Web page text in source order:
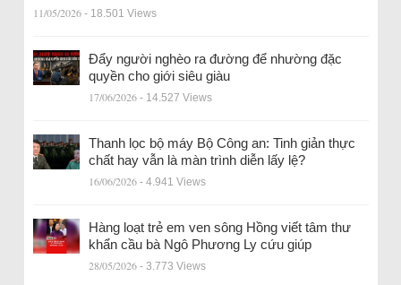
11/05/2026 - 18.501 Views
Đẩy người nghèo ra đường để nhường đặc
quyền cho giới siêu giàu
17/06/2026 - 14.527 Views
Thanh lọc bộ máy Bộ Công an: Tinh giản thực
chất hay vẫn là màn trình diễn lấy lệ?
16/06/2026 - 4.941 Views
Hàng loạt trẻ em ven sông Hồng viết tâm thư
khẩn cầu bà Ngô Phương Ly cứu giúp
28/05/2026 - 3.773 Views